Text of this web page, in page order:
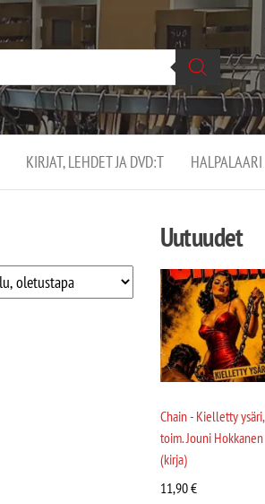
KIRJAT, LEHDET JA DVD:T HALPALAARI
Uutuudet
Chain - Kielletty ysäri,
toim. Jouni Hokkanen
(kirja)
11,90€